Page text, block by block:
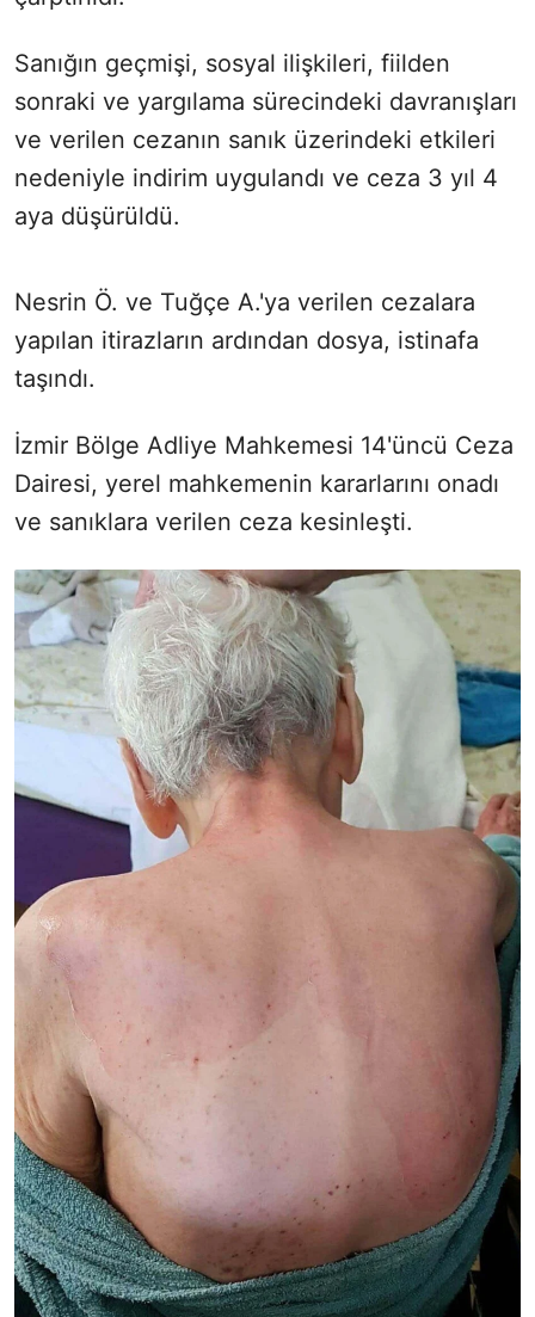
Sanığın geçmişi, sosyal ilişkileri, fiilden
sonraki ve yargılama sürecindeki davranışları
ve verilen cezanın sanık üzerindeki etkileri
nedeniyle indirim uygulandı ve ceza 3 yıl 4
aya düşürüldü.
Nesrin Ö. ve Tuğçe A.'ya verilen cezalara
yapılan itirazların ardından dosya, istinafa
taşındı.
İzmir Bölge Adliye Mahkemesi 14'üncü Ceza
Dairesi, yerel mahkemenin kararlarını onadı
ve sanıklara verilen ceza kesinleşti.